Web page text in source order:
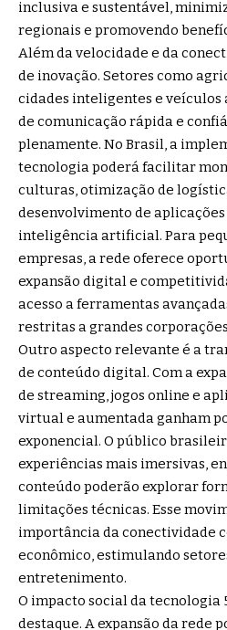
inclusiva e sustentável,
regionais e promovendo
Além da velocidade e da
de inovação. Setores como
cidades inteligentes e veículos
de comunicação rápida e
plenamente. No Brasil, a
tecnologia poderá facilitar
culturas, otimização de
desenvolvimento de aplicações
inteligência artificial. Para
empresas, a rede oferece
expansão digital e
acesso a ferramentas
restritas a grandes
Outro aspecto relevante é a
de conteúdo digital. Com a
de streaming, jogos online e
virtual e aumentada ganham
exponencial. O público
experiências mais imersivas,
conteúdo poderão explorar
limitações técnicas. Esse
importância da conectividade
econômico, estimulando
entretenimento.
O impacto social da tecnologia
destaque. A expansão da rede